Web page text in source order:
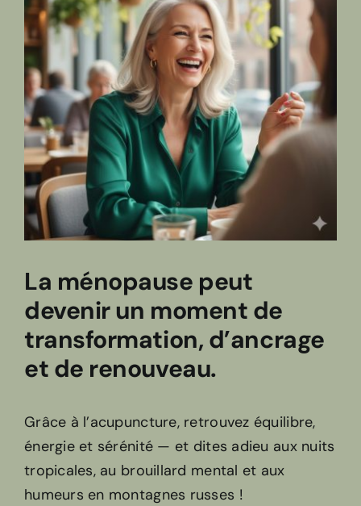
La ménopause peut
devenir un moment de
transformation, d’ancrage
et de renouveau.
Grâce à l’acupuncture, retrouvez équilibre,
énergie et sérénité — et dites adieu aux nuits
tropicales, au brouillard mental et aux
humeurs en montagnes russes !